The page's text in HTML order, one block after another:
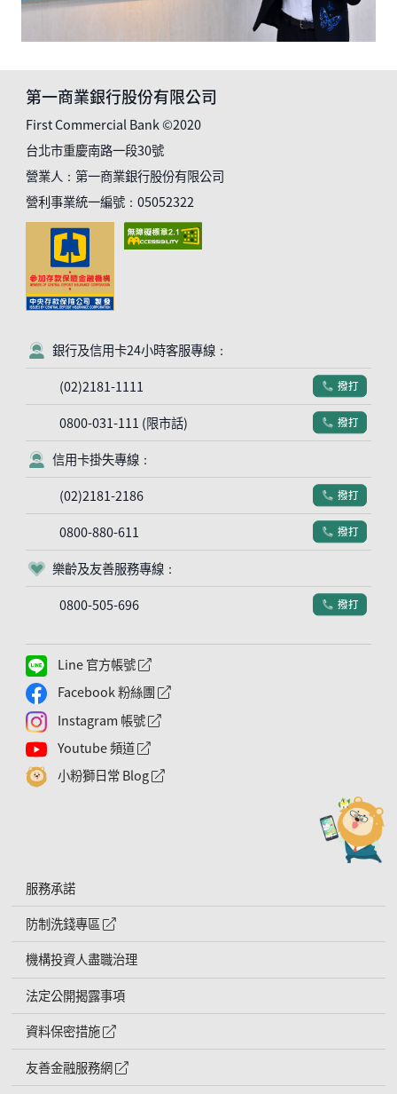
第一商業銀行股份有限公司
First Commercial Bank ©2020
台北市重慶南路一段30號
營業人：第一商業銀行股份有限公司
營利事業統一編號：05052322
客服符號
銀行及信用卡24小時客服專線：
(02)2181-1111
電話符號
撥打
0800-031-111 (限市話) 電話符號
撥打
客服符號
信用卡掛失專線：
(02)2181-2186
電話符號
撥打
0800-880-611 電話符號
撥打
客服符號
樂齡及友善服務專線：
0800-505-696
電話符號
撥打
Line 官方帳號 外網連結符號
Facebook 粉絲團 外網連結符號
Instagram 帳號 外網連結符號
Youtube 頻道 外網連結符號
小粉獅日常 Blog 外網連結符號
服務承諾
防制洗錢專區
外網連結符號
機構投資人盡職治理
法定公開揭露事項
資料保密措施
外網連結符號
友善金融服務網 外網連結符號